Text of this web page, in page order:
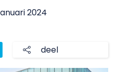
2024
deel